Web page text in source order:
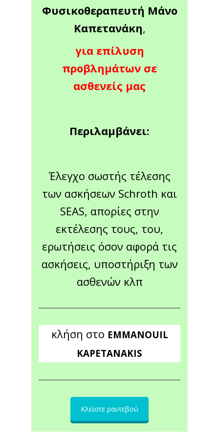
Φυσικοθεραπευτή Μάνο
Καπετανάκη,
για επίλυση
προβλημάτων σε
ασθενείς μας
Περιλαμβάνει:
Έλεγχο σωστής τέλεσης
των ασκήσεων Schroth και
SEAS, απορίες στην
εκτέλεσης τους, του,
ερωτήσεις όσον αφορά τις
ασκήσεις, υποστήριξη των
ασθενών κλπ
κλήση στο EMMANOUIL
KAPETANAKIS
Κλείστε ραντεβού